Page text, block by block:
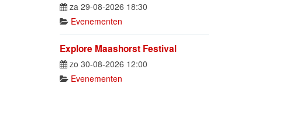
za 29-08-2026 18:30
Evenementen
Explore Maashorst Festival
zo 30-08-2026 12:00
Evenementen